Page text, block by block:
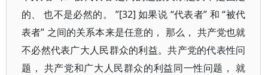
的、 也不是必然的。 ”[32] 如果说 “代表者” 和 “被代
表者” 之间的关系本来是任意的， 那么， 共产党也就
不必然代表广大人民群众的利益。共产党的代表性问
题， 共产党和广大人民群众的利益同一性问题， 就